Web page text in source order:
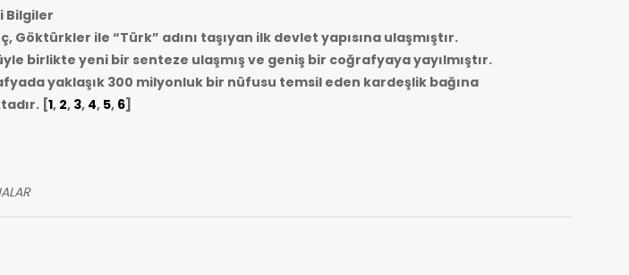
Bilgiler
ile “Türk” adını taşıyan ilk devlet yapısına ulaşmıştır.
birlikte yeni bir senteze ulaşmış ve geniş bir coğrafyaya yayılmıştır.
yaklaşık 300 milyonluk bir nüfusu temsil eden kardeşlik bağına
[1, 2, 3, 4, 5, 6]